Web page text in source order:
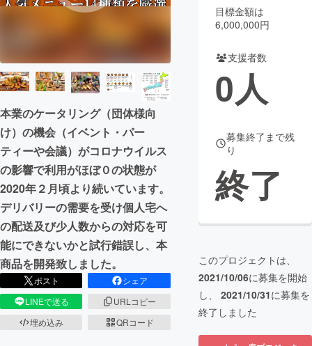
チャレンジ
まちづくり・地域活性化
CAMPFIRE for Social Good
CAMPFIRE Creation
CAMPFIREふるさと納税
本業のケータリング（団体様向
け）の機会（イベント・パー
ティーや会議）がコロナウイルス
の影響で利用がほぼ０の状態が
2020年２月頃より続いています。
デリバリーの需要を受け個人宅へ
の配送及び少人数からの対応を可
能にできないかと試行錯誤し、本
商品を開発致しました。
ポスト
シェア
LINEで送る
URLコピー
埋め込み
QRコード
目標金額は
6,000,000円
支援者数
0人
募集終了まで残
り
終了
このプロジェクトは、
2021/10/06に募集を開始
し、 2021/10/31に募集を
終了しました